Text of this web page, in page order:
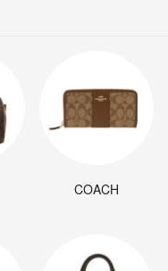
COACH